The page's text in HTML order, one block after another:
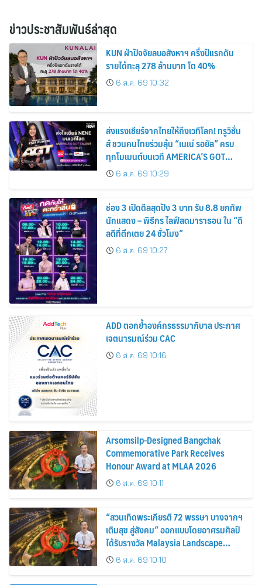
ข่าวประชาสัมพันธ์ล่าสุด
KUN ฝ่าปัจจัยลบอสังหาฯ ครึ่งปีแรกดัน
รายได้ทะลุ 278 ล้านบาท โต 40%
6 ส.ค. 69 10:32
ส่งแรงเชียร์จากไทยให้ถึงเวทีโลก! ทรูวิชั่น
ส์ ชวนคนไทยร่วมลุ้น “เนเน่ รอยัล” ครบ
ทุกโมเมนต์บนเวที AMERICA’S GOT
TALENT SEASON 21
6 ส.ค. 69 10:29
ช่อง 3 เปิดดีลสุดปัง 3 บาท รับ 8.8 ยกทัพ
นักแสดง – พิธีกร ไลฟ์สดมาราธอน ใน “ดี
ลดีที่ตึกเตย 24 ชั่วโมง”
6 ส.ค. 69 10:27
ADD ตอกย้ำองค์กรธรรมาภิบาล ประกาศ
เจตนารมณ์ร่วม CAC
6 ส.ค. 69 10:16
Arsomsilp-Designed Bangchak
Commemorative Park Receives
Honour Award at MLAA 2026
6 ส.ค. 69 10:11
“สวนเทิดพระเกียรติ 72 พรรษา บางจากฯ
เติมสุข สู่สังคม” ออกแบบโดยอาศรมศิลป์
ได้รับรางวัล Malaysia Landscape
Architecture Award 2026
6 ส.ค. 69 10:10